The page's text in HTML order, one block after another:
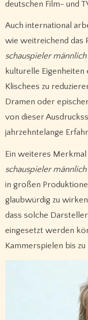
deutschen Film- und
Auch international
wie weitreichend das
schauspieler
kulturelle Eigenheiten
Klischees zu
Dramen oder
von dieser
jahrzehntelange
Ein weiteres Merkmal
schauspieler
in großen
glaubwürdig zu
dass solche
eingesetzt werden
Kammerspielen bis